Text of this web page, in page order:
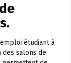
étudiant à
des salons de